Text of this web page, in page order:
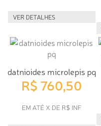
VER DETALHES
datnioides microlepis pq
R$ 760,50
EM ATÉ X DE R$ INF